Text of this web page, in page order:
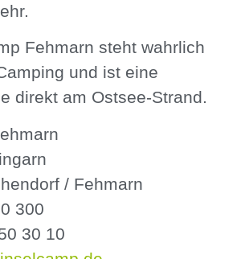
Fehmarn steht wahrlich
und ist eine
direkt am Ostsee-Strand.
/ Fehmarn
300
30 10